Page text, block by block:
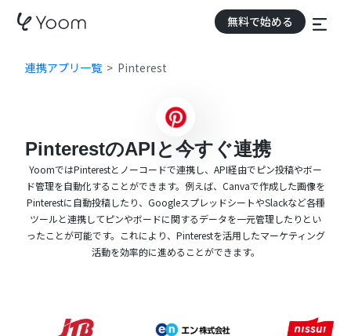
無料で始める
連携アプリ一覧 Pinterest
PinterestのAPIと今すぐ連携
YoomではPinterestとノーコードで連携し、API経由でピン投稿やボー
ド管理を自動化することができます。例えば、Canvaで作成した画像を
Pinterestに自動投稿したり、GoogleスプレッドシートやSlackなど各種
ツールと連携してピンやボードに関するデータを一元管理したりとい
ったことが可能です。これにより、Pinterestを活用したマーケティング
活動を効率的に進めることができます。